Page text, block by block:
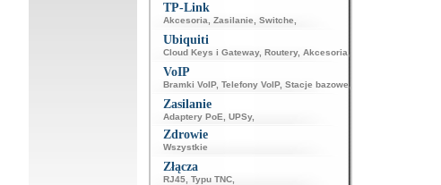
TP-Link
Akcesoria Zasilanie Switche
Ubiquiti
Cloud Keys i Gateway, Routery, Akcesoria
VoIP
Bramki VoIP, Telefony VoIP, Stacje bazowe
Zasilanie
Adaptery PoE UPSy,
Zdrowie
Wszystkie
Złącza
RJ45, Typu TNC,